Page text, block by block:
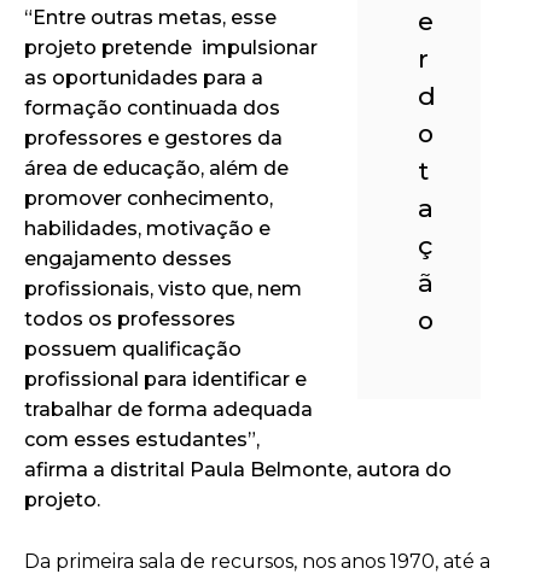
e
r
d
o
t
a
ç
ã
o
“Entre outras metas, esse
projeto pretende impulsionar
as oportunidades para a
formação continuada dos
professores e gestores da
área de educação, além de
promover conhecimento,
habilidades, motivação e
engajamento desses
profissionais, visto que, nem
todos os professores
possuem qualificação
profissional para identificar e
trabalhar de forma adequada
com esses estudantes”,
afirma a distrital Paula Belmonte, autora do
projeto.
Da primeira sala de recursos, nos anos 1970, até a